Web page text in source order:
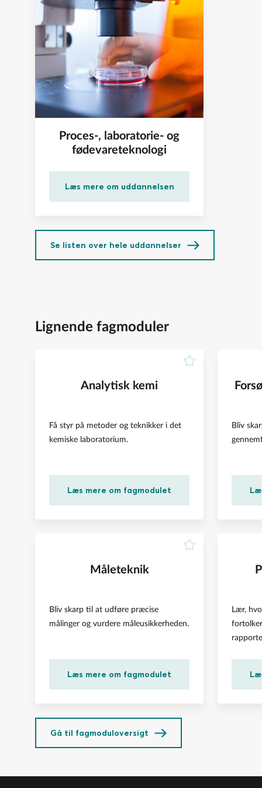
– Klargøring af fermentor til forsøg i
• Oprensning
– Metoder til isolering og oprensning af et
– Vurdering af oprensningsgrad
– Karakterisering af et oprenset produkt.
• Projektarbejde
Proces-, laboratorie- og
fødevareteknologi
Læs mere om uddannelsen
Se listen over hele uddannelser
Lignende fagmoduler
Analytisk kemi
Få styr på metoder og teknikker i det
kemiske laboratorium.
Læs mere om fagmodulet
Bliv
Måleteknik
Bliv skarp til at udføre præcise
målinger og vurdere måleusikkerheden.
Læs mere om fagmodulet
Lær,
Gå til fagmoduloversigt